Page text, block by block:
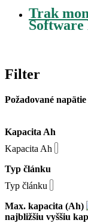
Trak
Software
Filter
Požadované napätie
Kapacita Ah
Kapacita Ah
Typ článku
Typ článku
Max. kapacita (Ah)
najbližšiu vyššiu